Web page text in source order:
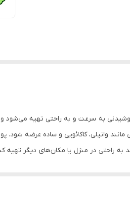
به سرعت و به راحتی تهیه می‌شود و
وانیلی، کاکائویی و ساده عرضه
به راحتی در منزل یا مکان‌های دیگر
بیماری‌ها مانند بیماری‌های قلبی کمک